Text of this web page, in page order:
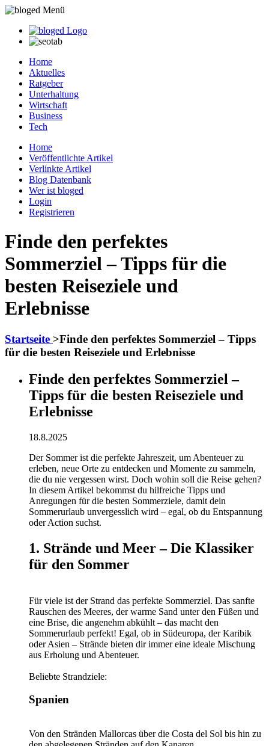
Home
Aktuelles
Ratgeber
Unterhaltung
Wirtschaft
Business
Tech
Home
Veröffentlichte Artikel
Verlinkte Artikel
Blog Datenbank
Wer ist bloged
Login
Registrieren
Finde den perfektes
Sommerziel – Tipps für die
besten Reiseziele und
Erlebnisse
Startseite >Finde den perfektes Sommerziel – Tipps
für die besten Reiseziele und Erlebnisse
Finde den perfektes Sommerziel –
Tipps für die besten Reiseziele und
Erlebnisse
18.8.2025
Der Sommer ist die perfekte Jahreszeit, um Abenteuer zu
erleben, neue Orte zu entdecken und Momente zu sammeln,
die du nie vergessen wirst. Doch wohin soll die Reise gehen?
In diesem Artikel bekommst du hilfreiche Tipps und
Anregungen für die besten Sommerziele, damit dein
Sommerurlaub unvergesslich wird – egal, ob du Entspannung
oder Action suchst.
1. Strände und Meer – Die Klassiker
für den Sommer
Für viele ist der Strand das perfekte Sommerziel. Das sanfte
Rauschen des Meeres, der warme Sand unter den Füßen und
eine Brise, die angenehm abkühlt – das macht den
Sommerurlaub perfekt! Egal, ob in Südeuropa, der Karibik
oder Asien – Strände bieten dir immer eine ideale Mischung
aus Erholung und Abenteuer.
Beliebte Strandziele:
Spanien
Von den Stränden Mallorcas über die Costa del Sol bis hin zu